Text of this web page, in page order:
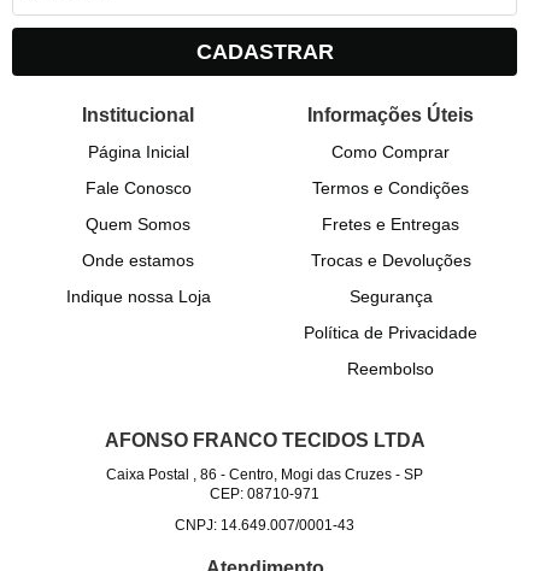
CADASTRAR
Institucional
Página Inicial
Fale Conosco
Quem Somos
Onde estamos
Indique nossa Loja
Informações Úteis
Como Comprar
Termos e Condições
Fretes e Entregas
Trocas e Devoluções
Segurança
Política de Privacidade
Reembolso
AFONSO FRANCO TECIDOS LTDA
Caixa Postal , 86 -Centro, Mogi das Cruzes -SP
CEP: 08710-971
CNPJ: 14.649.007/0001-43